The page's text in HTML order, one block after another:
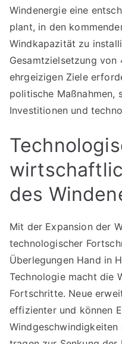
Windenergie eine
plant, in den
Windkapazität zu
Gesamtzielsetzung von
ehrgeizigen Ziele
politische Maßnahmen,
Investitionen und
des
Mit der Expansion der
technologischer
Überlegungen Hand in
Technologie macht die
Fortschritte. Neue
effizienter und können
Windgeschwindigkeiten